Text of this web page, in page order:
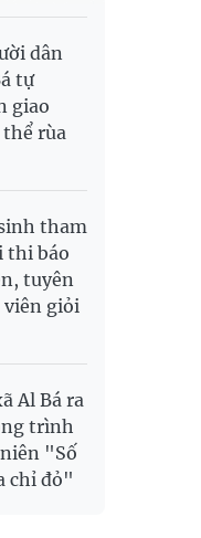
dân
tự
giao
thể rùa
tham
thi báo
tuyên
giỏi
Al Bá ra
trình
"Số
chỉ đỏ"